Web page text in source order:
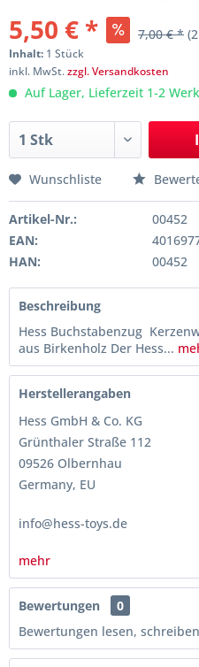
5,50 € * 7,00 € *
Inhalt: 1 Stück
inkl. MwSt.zzgl. Versandkosten
Auf Lager, Lieferzeit 1-2
Wunschliste
Artikel-Nr.:
00452
EAN:
HAN:
00452
Beschreibung
Hess Buchstabenzug
aus Birkenholz Der Hess...
Herstellerangaben
Hess GmbH & Co. KG
Grünthaler Straße 112
09526 Olbernhau
Germany, EU
info@hess-toys.de
mehr
Bewertungen
0
Bewertungen lesen,